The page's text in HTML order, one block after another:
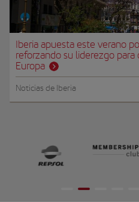
Iberia apuesta este verano
reforzando su liderezgo
Europa
Noticias de Iberia